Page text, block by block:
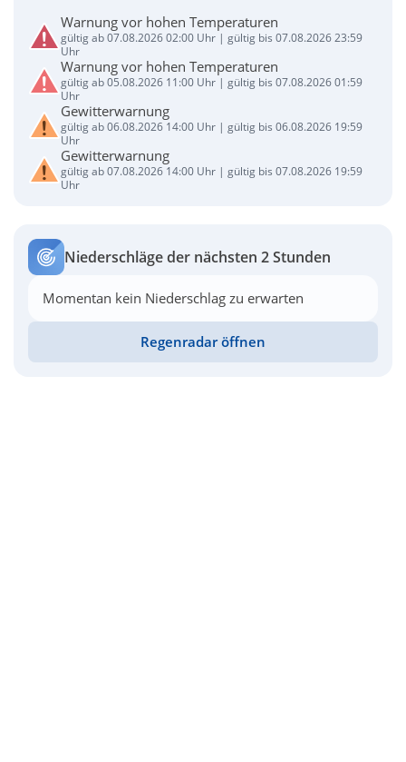
Warnung vor hohen Temperaturen
gültig ab 07.08.2026 02:00 Uhr | gültig bis 07.08.2026 23:59
Uhr
Warnung vor hohen Temperaturen
gültig ab 05.08.2026 11:00 Uhr | gültig bis 07.08.2026 01:59
Uhr
Gewitterwarnung
gültig ab 06.08.2026 14:00 Uhr | gültig bis 06.08.2026 19:59
Uhr
Gewitterwarnung
gültig ab 07.08.2026 14:00 Uhr | gültig bis 07.08.2026 19:59
Uhr
Niederschläge der nächsten 2 Stunden
Momentan kein Niederschlag zu erwarten
Regenradar öffnen